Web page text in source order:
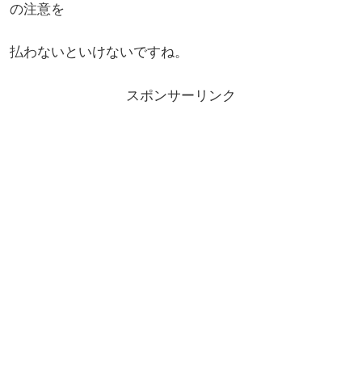
の注意を
払わないといけないですね。
スポンサーリンク